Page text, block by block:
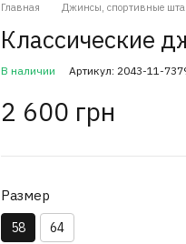
Главная Джинсы, спортивные
Классические
В наличии Артикул: 2043-11-
2 600 грн
Размер
58 64